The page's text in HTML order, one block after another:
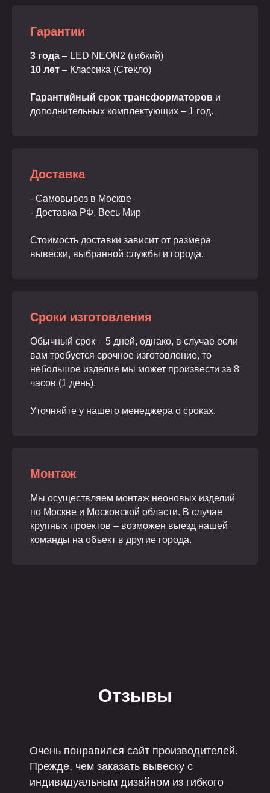
Гарантии
3 года – LED NEON2 (гибкий)
10 лет – Классика (Стекло)
Гарантийный срок трансформаторов и
дополнительных комплектующих – 1 год.
Доставка
- Самовывоз в Москве
- Доставка РФ, Весь Мир
Стоимость доставки зависит от размера
вывески, выбранной службы и города.
Сроки изготовления
Обычный срок – 5 дней, однако, в случае если
вам требуется срочное изготовление, то
небольшое изделие мы может произвести за 8
часов (1 день).
Уточняйте у нашего менеджера о сроках.
Монтаж
Мы осуществляем монтаж неоновых изделий
по Москве и Московской области. В случае
крупных проектов – возможен выезд нашей
команды на объект в другие города.
Отзывы
Очень понравился сайт производителей.
Прежде, чем заказать вывеску с
индивидуальным дизайном из гибкого